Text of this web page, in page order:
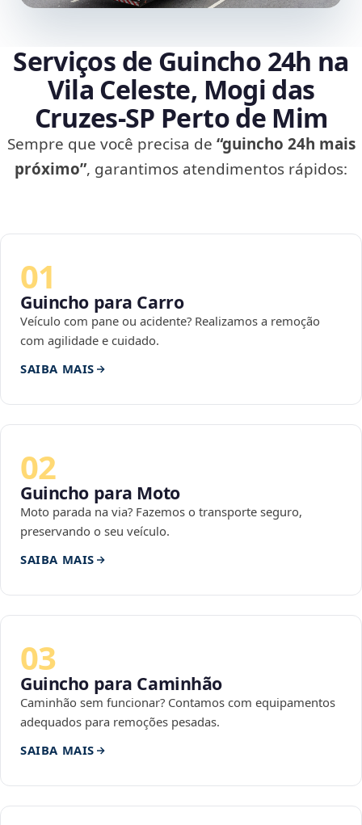
Serviços de Guincho 24h na
Vila Celeste, Mogi das
Cruzes‑SP Perto de Mim
Sempre que você precisa de “guincho 24h mais
próximo”, garantimos atendimentos rápidos:
01
Guincho para Carro
Veículo com pane ou acidente? Realizamos a remoção
com agilidade e cuidado.
SAIBA MAIS
02
Guincho para Moto
Moto parada na via? Fazemos o transporte seguro,
preservando o seu veículo.
SAIBA MAIS
03
Guincho para Caminhão
Caminhão sem funcionar? Contamos com equipamentos
adequados para remoções pesadas.
SAIBA MAIS